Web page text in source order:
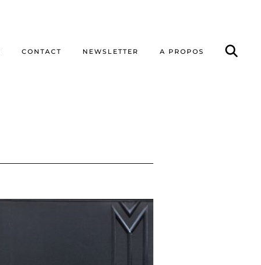
CONTACT NEWSLETTER A PROPOS